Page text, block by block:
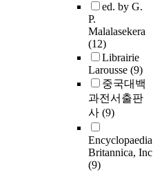
ed. by G.
P.
Malalasekera
(12)
Librairie
Larousse (9)
중국대백
과전서출판
사 (9)
Encyclopaedia
Britannica, Inc
(9)